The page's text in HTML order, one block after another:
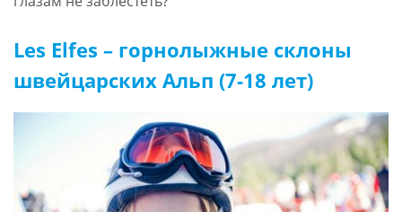
Les Elfes – горнолыжные склоны
швейцарских Альп (7-18 лет)